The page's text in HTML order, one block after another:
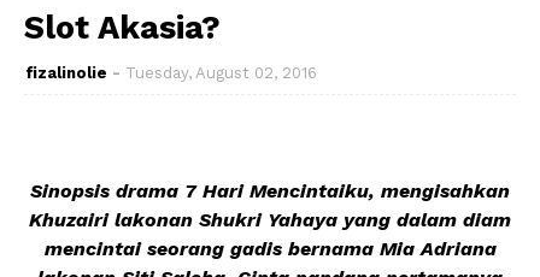
Slot Akasia?
fizalinolie Tuesday, August 02, 2016
Sinopsis drama 7 Hari Mencintaiku, mengisahkan
Khuzairi lakonan Shukri Yahaya yang dalam diam
mencintai seorang gadis bernama Mia Adriana